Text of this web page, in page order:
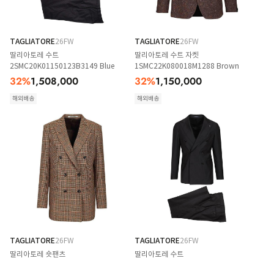
TAGLIATORE26FW
딸리아토레 수트
2SMC20K01150123B3149 Blue
32%1,508,000
해외배송
TAGLIATORE26FW
딸리아토레 수트 자켓
1SMC22K080018M1288 Brown
32%1,150,000
해외배송
TAGLIATORE26FW
딸리아토레 숏팬츠
TAGLIATORE26FW
딸리아토레 수트